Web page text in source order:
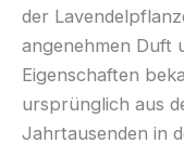
der
angenehmen Duft
Eigenschaften
ursprünglich aus
Jahrtausenden in